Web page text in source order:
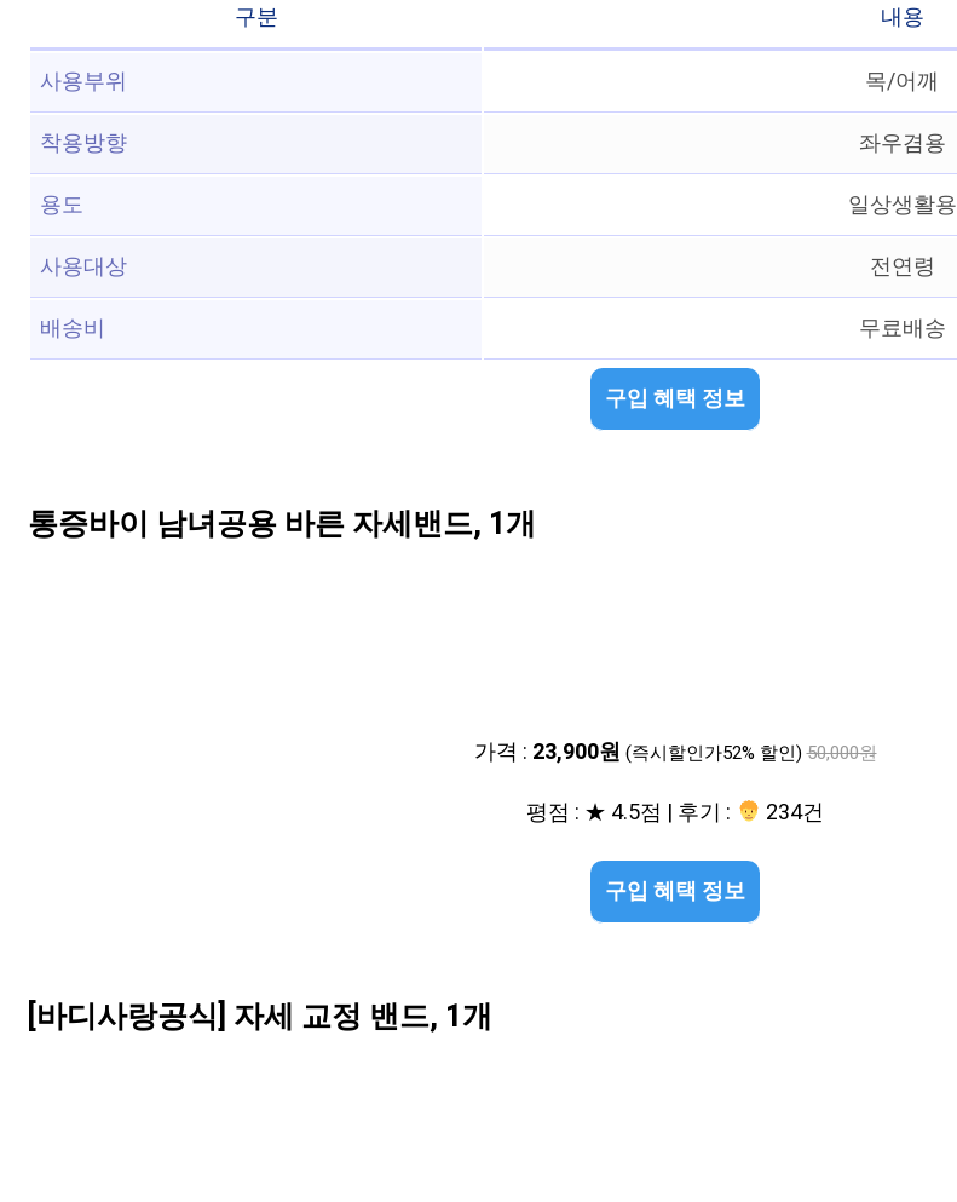
구분
내용
사용부위
목/어깨
착용방향
좌우겸용
용도
일상생활용
사용대상
전연령
배송비
무료배송
구입 혜택 정보
통증바이 남녀공용 바른 자세밴드, 1개
가격 : 23,900원 (즉시할인가52% 할인) 50,000원
평점 : ★ 4.5점 | 후기 : 234건
구입 혜택 정보
[바디사랑공식] 자세 교정 밴드, 1개